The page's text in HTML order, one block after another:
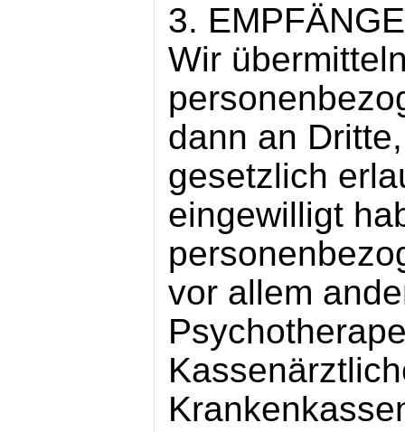
3.
Wir
dann an
gesetzlich
eingewilligt
vor allem